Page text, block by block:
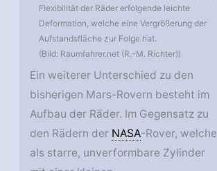
Flexibilität der Räder erfolgende leichte
Deformation, welche eine Vergrößerung der
Aufstandsfläche zur Folge hat.
(Bild: Raumfahrer.net (R.-M. Richter))
Ein weiterer Unterschied zu den
bisherigen Mars-Rovern besteht im
Aufbau der Räder. Im Gegensatz zu
den Rädern der NASA-Rover, welche
als starre, unverformbare Zylinder